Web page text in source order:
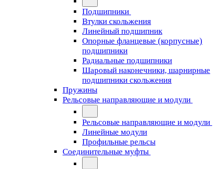
Подшипники
Втулки скольжения
Линейный подшипник
Опорные фланцевые (корпусные)
подшипники
Радиальные подшипники
Шаровый наконечники, шарнирные
подшипники скольжения
Пружины
Рельсовые направляющие и модули
Рельсовые направляющие и модули
Линейные модули
Профильные рельсы
Соединительные муфты